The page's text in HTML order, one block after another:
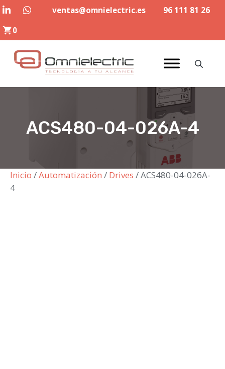
Saltar
contenido
ventas@omnielectric.es
96 111 81 26
0
ACS480-04-026A-4
Inicio /Automatización / Drives / ACS480-04-026A-
4